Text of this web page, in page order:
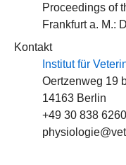
Proceedings of
Frankfurt a. M.:
Kontakt
Institut für
Oertzenweg 19
14163 Berlin
+49 30 838